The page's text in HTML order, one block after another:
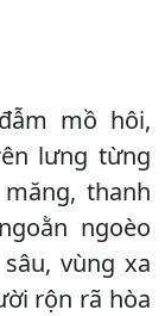
mồ hôi,
lưng từng
thanh
ngoèo
vùng xa
rộn rã hòa